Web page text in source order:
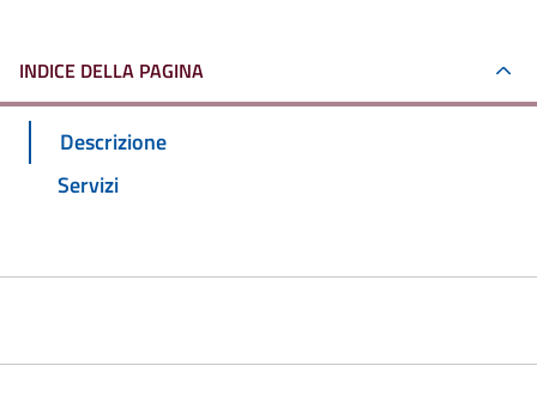
INDICE DELLA PAGINA
Descrizione
Servizi